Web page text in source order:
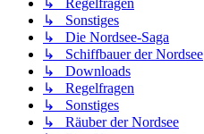
↳ Sonstiges
↳ Die Nordsee-Saga
↳ Schiffbauer der Nordsee
↳ Downloads
↳ Regelfragen
↳ Sonstiges
↳ Räuber der Nordsee